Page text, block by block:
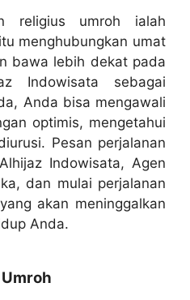
religius umroh ialah
menghubungkan umat
bawa lebih dekat pada
Indowisata sebagai
Anda bisa mengawali
optimis, mengetahui
Pesan perjalanan
Indowisata, Agen
dan mulai perjalanan
akan meninggalkan
Anda.